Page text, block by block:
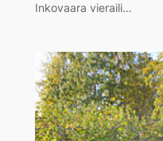
Inkovaara vieraili…